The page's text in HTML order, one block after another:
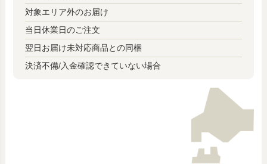
対象エリア外のお届け
当日休業日のご注文
翌日お届け未対応商品との同梱
決済不備/入金確認できていない場合